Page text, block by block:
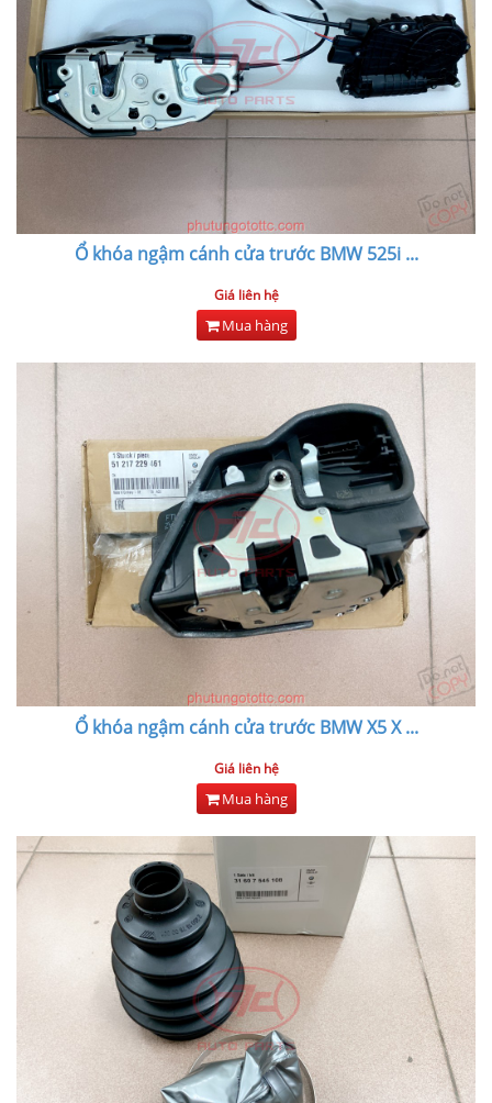
Ổ khóa ngậm cánh cửa trước BMW 525i...
Giá liên hệ
Mua hàng
Ổ khóa ngậm cánh cửa trước BMW X5 X...
Giá liên hệ
Mua hàng